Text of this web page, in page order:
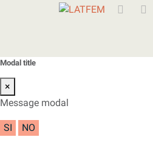
Modal title
×
Message modal
SI NO